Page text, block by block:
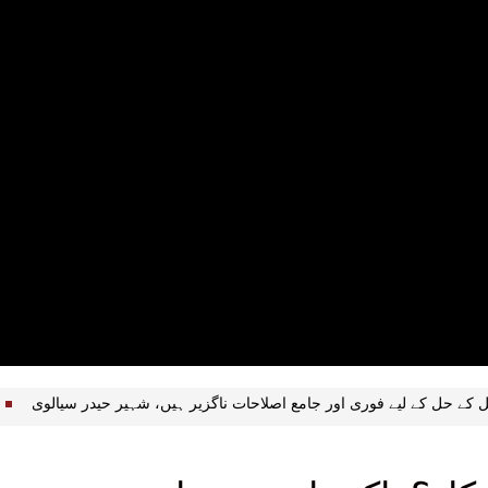
مسائل کے حل کے لیے فوری اور جامع اصلاحات ناگزیر ہیں، شہیر حیدر